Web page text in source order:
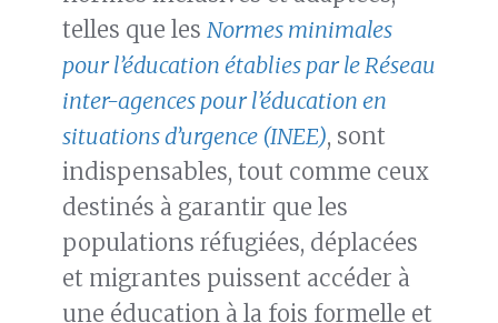
telles que les Normes minimales
pour l’éducation établies par le Réseau
inter-agences pour l’éducation en
situations d’urgence (INEE), sont
indispensables, tout comme ceux
destinés à garantir que les
populations réfugiées, déplacées
et migrantes puissent accéder à
une éducation à la fois formelle et